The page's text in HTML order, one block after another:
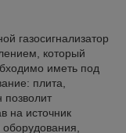
газосигнализатор
который
иметь под
плита,
позволит
на источник